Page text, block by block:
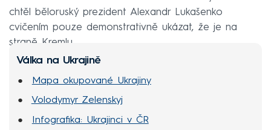
chtěl běloruský prezident Alexandr Lukašenko
cvičením pouze demonstrativně ukázat, že je na
straně Kremlu.
Válka na Ukrajině
Mapa okupované Ukrajiny
Volodymyr Zelenskyj
Infografika: Ukrajinci v ČR